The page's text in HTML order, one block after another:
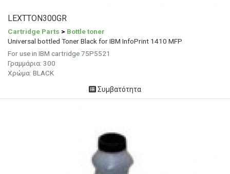
LEXTTON300GR
Cartridge Parts > Bottle toner
Universal bottled Toner Black for IBM InfoPrint 1410 MFP
For use in IBM cartridge 75P5521
Γραμμάρια: 300
Χρώμα: BLACK
Συμβατότητα